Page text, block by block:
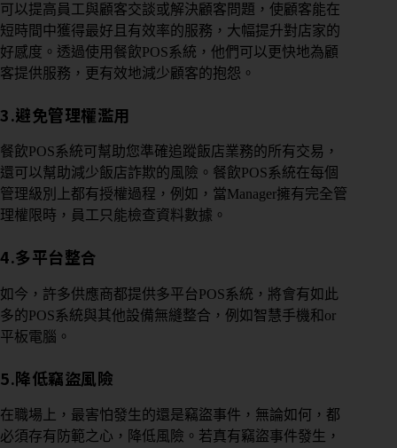
可以提高員工與顧客交談或解決顧客問題，使顧客能在
短時間中獲得最好且有效率的服務，大幅提升對店家的
好感度。透過使用餐飲POS系統，他們可以更快地為顧
客提供服務，更有效地減少顧客的抱怨。
3.避免管理權濫用
餐飲POS系統可幫助您準確追蹤飯店業務的所有交易，
還可以幫助減少飯店詐欺的風險。餐飲POS系統在每個
管理級別上都有授權過程，例如，當Manager擁有完全管
理權限時，員工只能檢查資料數據。
4.多平台整合
如今，許多供應商都提供多平台POS系統，將會有如此
多的POS系統與其他設備無縫整合，例如智慧手機和or
平板電腦。
5.降低竊盜風險
在職場上，最害怕發生的還是竊盜事件，無論如何，都
必須存有防範之心，降低風險。若真有竊盜事件發生，